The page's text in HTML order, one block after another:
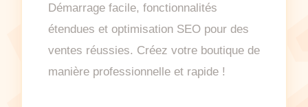
Démarrage facile, fonctionnalités
étendues et optimisation SEO pour des
ventes réussies. Créez votre boutique de
manière professionnelle et rapide !